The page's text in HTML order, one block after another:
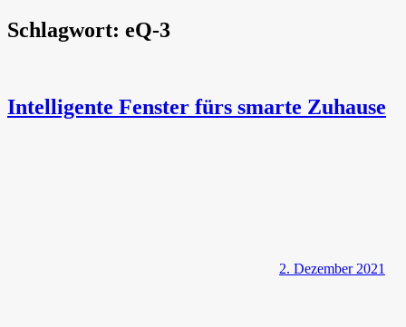
Schlagwort: eQ-3
Intelligente Fenster fürs smarte Zuhause
2. Dezember 2021